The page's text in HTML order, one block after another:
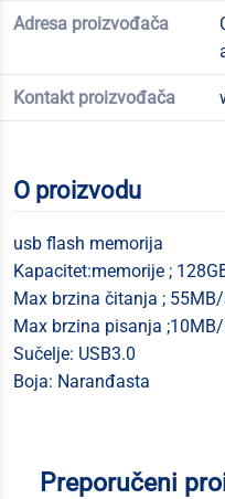
Adresa proizvođača
Kontakt proizvođača
O proizvodu
usb flash memorija
Kapacitet:memorije ;
Max brzina čitanja ;
Max brzina pisanja
Sučelje: USB3.0
Boja: Naranđasta
Preporučeni